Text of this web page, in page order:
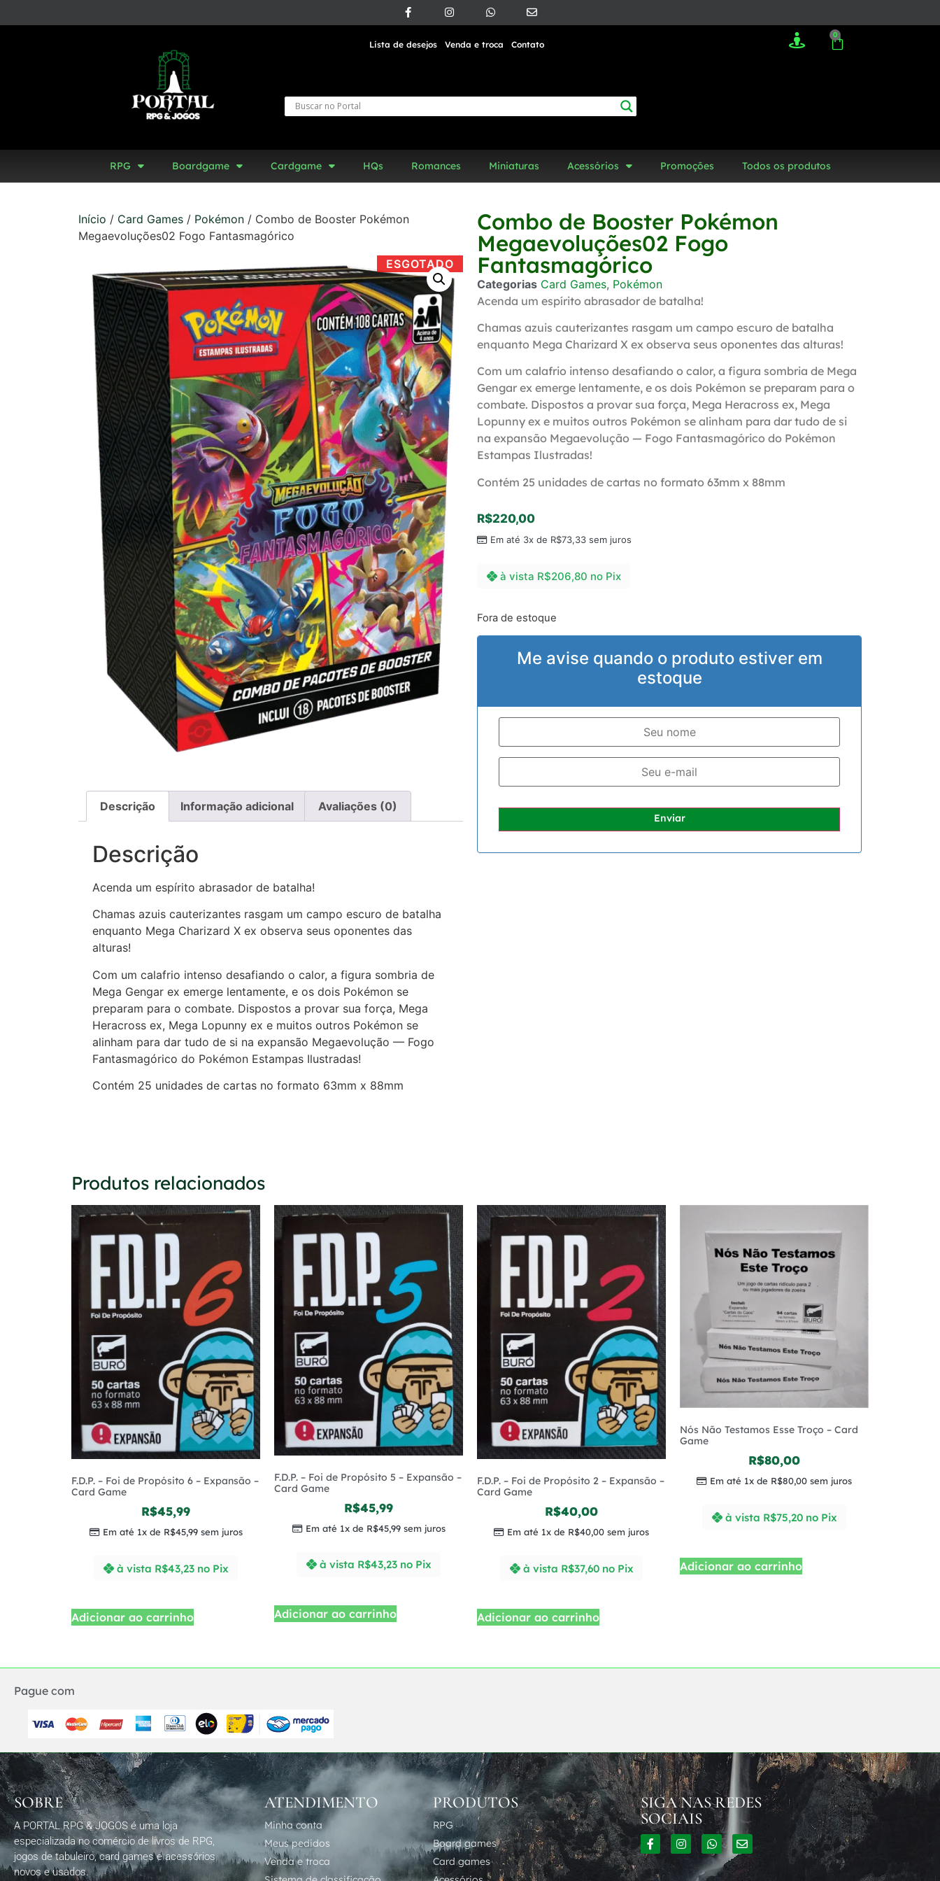
Lista de desejos Venda e troca Contato
0
RPG Boardgame Cardgame HQs Romances Miniaturas Acessórios Promoções Todos os produtos
Início / Card Games / Pokémon / Combo de Booster Pokémon
Megaevoluções02 Fogo Fantasmagórico
ESGOTADO
Descrição Informação adicional Avaliações (0)
Descrição
Acenda um espírito abrasador de batalha!
Chamas azuis cauterizantes rasgam um campo escuro de batalha
enquanto Mega Charizard X ex observa seus oponentes das
alturas!
Com um calafrio intenso desafiando o calor, a figura sombria de
Mega Gengar ex emerge lentamente, e os dois Pokémon se
preparam para o combate. Dispostos a provar sua força, Mega
Heracross ex, Mega Lopunny ex e muitos outros Pokémon se
alinham para dar tudo de si na expansão Megaevolução — Fogo
Fantasmagórico do Pokémon Estampas Ilustradas!
Contém 25 unidades de cartas no formato 63mm x 88mm
Combo de Booster Pokémon
Megaevoluções02 Fogo
Fantasmagórico
Categorias Card Games, Pokémon
Acenda um espírito abrasador de batalha!
Chamas azuis cauterizantes rasgam um campo escuro de batalha
enquanto Mega Charizard X ex observa seus oponentes das alturas!
Com um calafrio intenso desafiando o calor, a figura sombria de Mega
Gengar ex emerge lentamente, e os dois Pokémon se preparam para o
combate. Dispostos a provar sua força, Mega Heracross ex, Mega
Lopunny ex e muitos outros Pokémon se alinham para dar tudo de si
na expansão Megaevolução — Fogo Fantasmagórico do Pokémon
Estampas Ilustradas!
Contém 25 unidades de cartas no formato 63mm x 88mm
R$220,00
Em até 3x de R$73,33 sem juros
à vista R$206,80 no Pix
Fora de estoque
Me avise quando o produto estiver em
estoque
Enviar
Produtos relacionados
F.D.P. – Foi de Propósito 6 – Expansão –
Card Game
R$45,99
Em até 1x de R$45,99sem juros
à vista R$43,23 no Pix
Adicionar ao carrinho
F.D.P. – Foi de Propósito 5 – Expansão –
Card Game
R$45,99
Em até 1x de R$45,99sem juros
à vista R$43,23 no Pix
Adicionar ao carrinho
F.D.P. – Foi de Propósito 2 – Expansão –
Card Game
R$40,00
Em até 1x de R$40,00 sem juros
à vista R$37,60 no Pix
Adicionar ao carrinho
Nós Não Testamos Esse Troço – Card
Game
R$80,00
Em até 1x de R$80,00 sem juros
à vista R$75,20 no Pix
Adicionar ao carrinho
Pague com
SOBRE
A PORTAL RPG & JOGOS é uma loja
especializada no comércio de livros de RPG,
jogos de tabuleiro, card games e acessórios
novos e usados.
ATENDIMENTO
Minha conta
Meus pedidos
Venda e troca
PRODUTOS
RPG
Board games
Card games
SIGA NAS REDES
SOCIAIS